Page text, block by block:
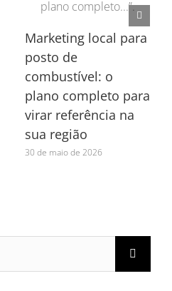
Marketing local para
posto de
combustível: o
plano completo para
virar referência na
sua região
30 de maio de 2026